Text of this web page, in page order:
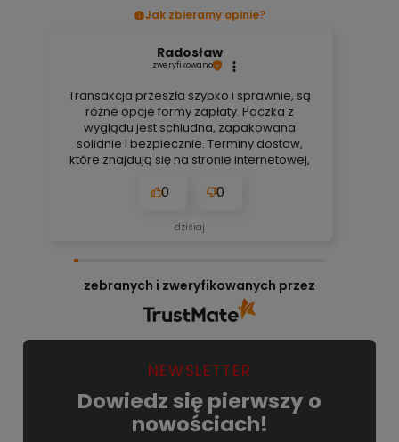
Jak zbieramy opinie?
Radosław
zweryfikowano
Transakcja przeszła szybko i sprawnie, są
różne opcje formy zapłaty. Paczka z
wyglądu jest schludna, zapakowana
solidnie i bezpiecznie. Terminy dostaw,
które znajdują się na stronie internetowej,
nie zawiodłem, wyjątkowo rzetelna firma.
0 0
dzisiaj
zebranych i zweryfikowanych przez
NEWSLETTER
Dowiedz się pierwszy o
nowościach!